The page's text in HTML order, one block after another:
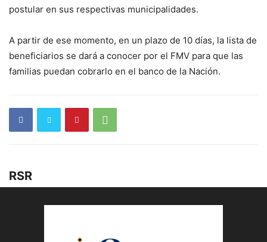
postular en sus respectivas municipalidades.
A partir de ese momento, en un plazo de 10 días, la lista de
beneficiarios se dará a conocer por el FMV para que las
familias puedan cobrarlo en el banco de la Nación.
RSR